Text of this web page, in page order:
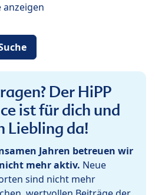
anzeigen
Der HiPP
ist für dich und
Liebling da!
Jahren betreuen wir
mehr aktiv. Neue
sind nicht mehr